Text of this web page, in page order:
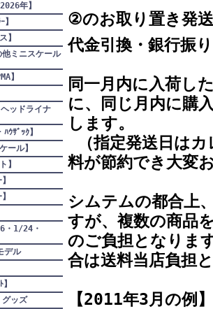
年】
】
】
他ミニスケール
】
ッドライナ
ｳｻﾞｯｸ】
ール】
】
・1/24・
デル
グッズ
②のお取り置き発
代金引換・銀行振
同一月内に入荷し
に、同じ月内に購
します。
（指定発送日は
料が節約でき大変
シムテムの都合上
すが、複数の商品
のご負担となりま
合は送料当店負担
【2011年3月の例】